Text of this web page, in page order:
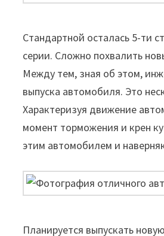
Стандартной осталась 5-ти
серии. Сложно похвалить
Между тем, зная об этом,
выпуска автомобиля. Это
Характеризуя движение
момент торможения и крен
этим автомобилем и
Планируется выпускать